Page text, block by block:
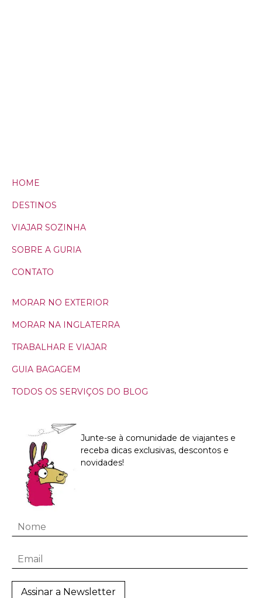
HOME
DESTINOS
VIAJAR SOZINHA
SOBRE A GURIA
CONTATO
MORAR NO EXTERIOR
MORAR NA INGLATERRA
TRABALHAR E VIAJAR
GUIA BAGAGEM
TODOS OS SERVIÇOS DO BLOG
Junte-se à comunidade de viajantes e
receba dicas exclusivas, descontos e
novidades!